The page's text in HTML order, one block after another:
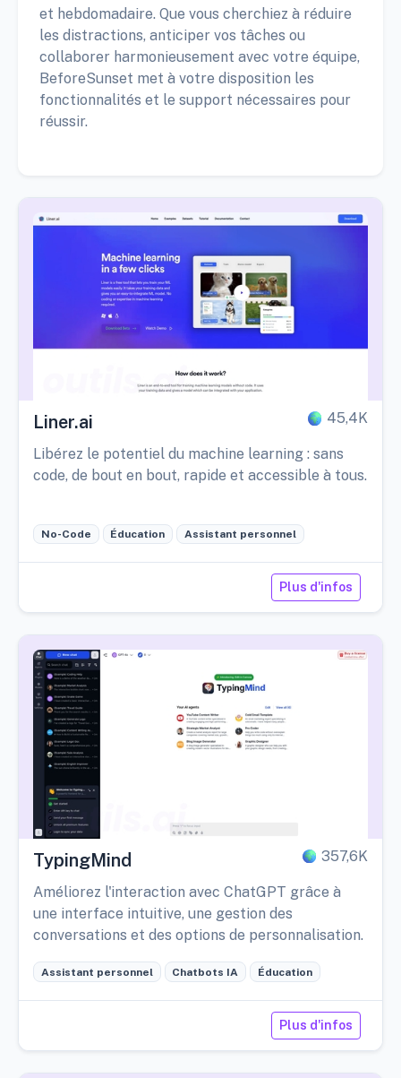
et hebdomadaire. Que vous cherchiez à réduire
les distractions, anticiper vos tâches ou
collaborer harmonieusement avec votre équipe,
BeforeSunset met à votre disposition les
fonctionnalités et le support nécessaires pour
réussir.
Liner.ai 45,4K
Libérez le potentiel du machine learning : sans
code, de bout en bout, rapide et accessible à tous.
No-Code Éducation Assistant personnel
Plus d'infos
TypingMind 357,6K
Améliorez l'interaction avec ChatGPT grâce à
une interface intuitive, une gestion des
conversations et des options de personnalisation.
Assistant personnel Chatbots IA Éducation
Plus d'infos